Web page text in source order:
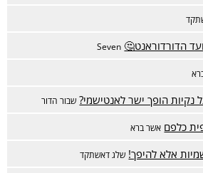
הדורדוראנט🤔 Seven
נקיות הופך ישר לאנטישמי? שבור הדור
כלפם אשר ברא
אלא להיפך! שלג דאשתקד